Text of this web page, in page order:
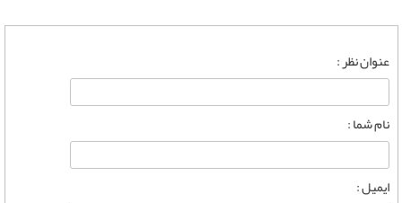
عنوان نظر :
نام شما :
ایمیل :